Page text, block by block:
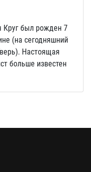
Круг был рожден 7
(на сегодняшний
Настоящая
больше известен